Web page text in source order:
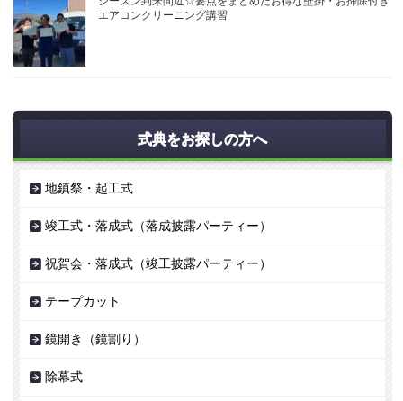
エアコンクリーニング講習
式典をお探しの方へ
地鎮祭・起工式
竣工式・落成式（落成披露パーティー）
祝賀会・落成式（竣工披露パーティー）
テープカット
鏡開き（鏡割り）
除幕式